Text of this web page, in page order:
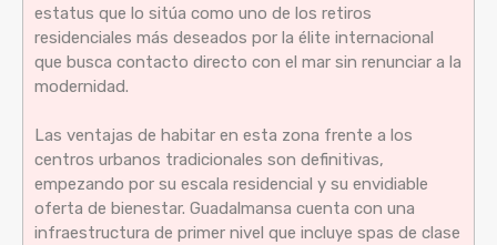
estatus que lo sitúa como uno de los retiros
residenciales más deseados por la élite internacional
que busca contacto directo con el mar sin renunciar a la
modernidad.
Las ventajas de habitar en esta zona frente a los
centros urbanos tradicionales son definitivas,
empezando por su escala residencial y su envidiable
oferta de bienestar. Guadalmansa cuenta con una
infraestructura de primer nivel que incluye spas de clase